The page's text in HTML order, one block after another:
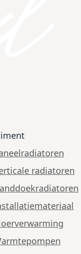
radiatoren